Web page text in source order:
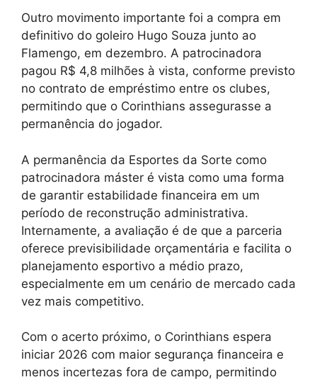
Outro movimento importante foi a compra em
definitivo do goleiro Hugo Souza junto ao
Flamengo, em dezembro. A patrocinadora
pagou R$ 4,8 milhões à vista, conforme previsto
no contrato de empréstimo entre os clubes,
permitindo que o Corinthians assegurasse a
permanência do jogador.
A permanência da Esportes da Sorte como
patrocinadora máster é vista como uma forma
de garantir estabilidade financeira em um
período de reconstrução administrativa.
Internamente, a avaliação é de que a parceria
oferece previsibilidade orçamentária e facilita o
planejamento esportivo a médio prazo,
especialmente em um cenário de mercado cada
vez mais competitivo.
Com o acerto próximo, o Corinthians espera
iniciar 2026 com maior segurança financeira e
menos incertezas fora de campo, permitindo